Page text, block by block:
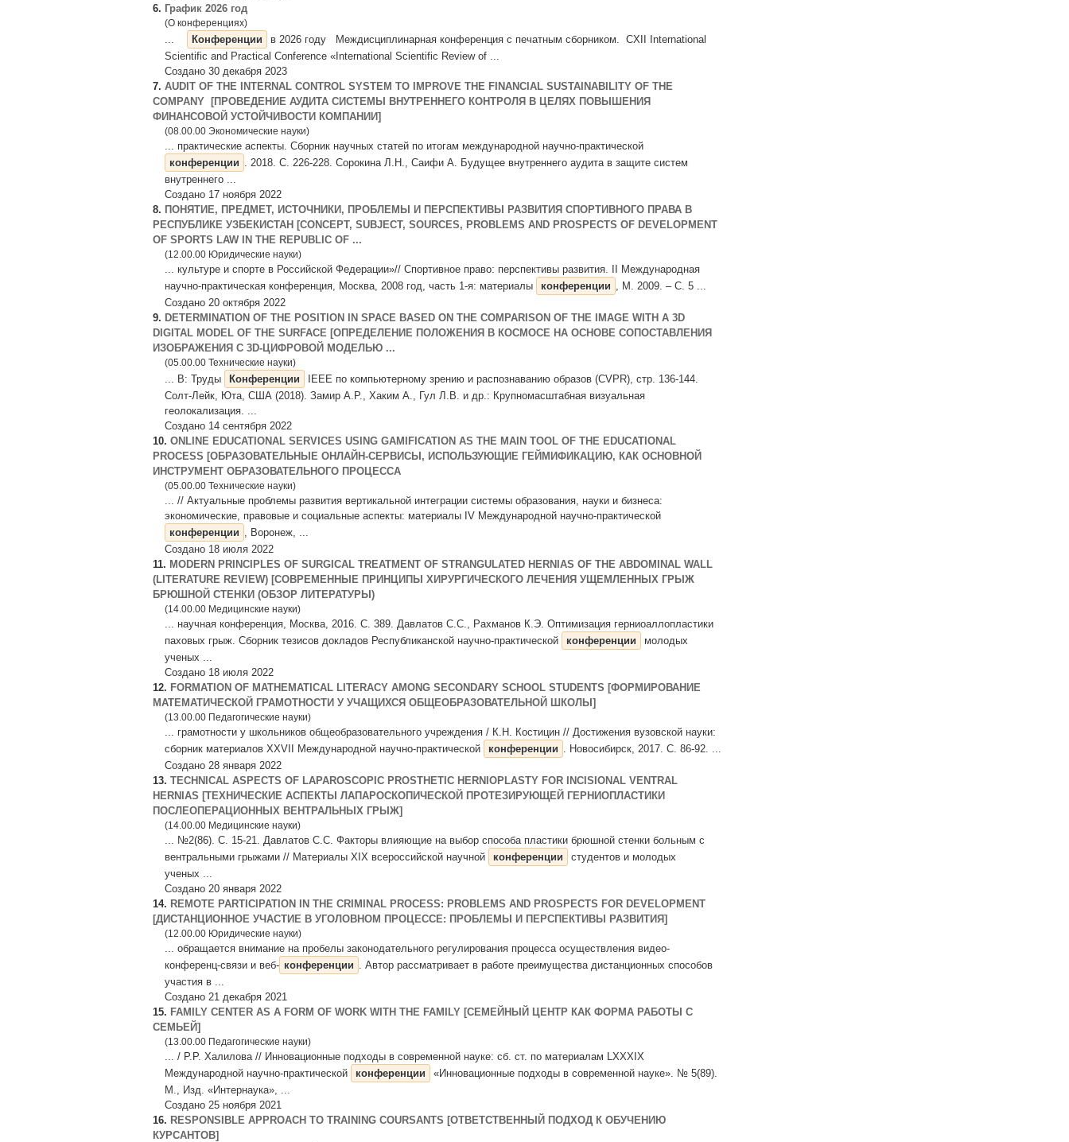
6. График 2026 год
(О конференциях)
... Конференции
в 2026 году Междисциплинарная конференция с печатным сборником. CXII International
Scientific and Practical Conference «International Scientific Review of ...
Создано 30 декабря 2023
7. AUDIT OF THE INTERNAL CONTROL SYSTEM TO IMPROVE THE FINANCIAL SUSTAINABILITY OF THE
COMPANY [ПРОВЕДЕНИЕ АУДИТА СИСТЕМЫ ВНУТРЕННЕГО КОНТРОЛЯ В ЦЕЛЯХ ПОВЫШЕНИЯ
ФИНАНСОВОЙ УСТОЙЧИВОСТИ КОМПАНИИ]
(08.00.00 Экономические науки)
... практические аспекты. Сборник научных статей по итогам международной научно-практической
конференции . 2018. С. 226-228. Сорокина Л.Н., Саифи А. Будущее внутреннего аудита в защите систем
внутреннего ...
Создано 17 ноября 2022
8. ПОНЯТИЕ, ПРЕДМЕТ, ИСТОЧНИКИ, ПРОБЛЕМЫ И ПЕРСПЕКТИВЫ РАЗВИТИЯ СПОРТИВНОГО ПРАВА В
РЕСПУБЛИКЕ УЗБЕКИСТАН [CONCEPT, SUBJECT, SOURCES, PROBLEMS AND PROSPECTS OF DEVELOPMENT
OF SPORTS LAW IN THE REPUBLIC OF ...
(12.00.00 Юридические науки)
... культуре и спорте в Российской Федерации»// Спортивное право: перспективы развития. II Международная
научно-практическая конференция, Москва, 2008 год, часть 1-я: материалы
конференции , М. 2009. – С. 5 ...
Создано 20 октября 2022
9. DETERMINATION OF THE POSITION IN SPACE BASED ON THE COMPARISON OF THE IMAGE WITH A 3D
DIGITAL MODEL OF THE SURFACE [ОПРЕДЕЛЕНИЕ ПОЛОЖЕНИЯ В КОСМОСЕ НА ОСНОВЕ СОПОСТАВЛЕНИЯ
ИЗОБРАЖЕНИЯ С 3D-ЦИФРОВОЙ МОДЕЛЬЮ ...
(05.00.00 Технические науки)
... В: Труды Конференции
IEEE по компьютерному зрению и распознаванию образов (CVPR), стр. 136-144.
Солт-Лейк, Юта, США (2018). Замир А.Р., Хаким А., Гул Л.В. и др.: Крупномасштабная визуальная
геолокализация. ...
Создано 14 сентября 2022
10. ONLINE EDUCATIONAL SERVICES USING GAMIFICATION AS THE MAIN TOOL OF THE EDUCATIONAL
PROCESS [ОБРАЗОВАТЕЛЬНЫЕ ОНЛАЙН-СЕРВИСЫ, ИСПОЛЬЗУЮЩИЕ ГЕЙМИФИКАЦИЮ, КАК ОСНОВНОЙ
ИНСТРУМЕНТ ОБРАЗОВАТЕЛЬНОГО ПРОЦЕССА
(05.00.00 Технические науки)
... // Актуальные проблемы развития вертикальной интеграции системы образования, науки и бизнеса:
экономические, правовые и социальные аспекты: материалы IV Международной научно-практической
конференции , Воронеж, ...
Создано 18 июля 2022
11. MODERN PRINCIPLES OF SURGICAL TREATMENT OF STRANGULATED HERNIAS OF THE ABDOMINAL WALL
(LITERATURE REVIEW) [СОВРЕМЕННЫЕ ПРИНЦИПЫ ХИРУРГИЧЕСКОГО ЛЕЧЕНИЯ УЩЕМЛЕННЫХ ГРЫЖ
БРЮШНОЙ СТЕНКИ (ОБЗОР ЛИТЕРАТУРЫ)
(14.00.00 Медицинские науки)
... научная конференция, Москва, 2016. C. 389. Давлатов С.С., Рахманов К.Э. Оптимизация герниоаллопластики
паховых грыж. Сборник тезисов докладов Республиканской научно-практической
конференции
молодых
ученых ...
Создано 18 июля 2022
12. FORMATION OF MATHEMATICAL LITERACY AMONG SECONDARY SCHOOL STUDENTS [ФОРМИРОВАНИЕ
МАТЕМАТИЧЕСКОЙ ГРАМОТНОСТИ У УЧАЩИХСЯ ОБЩЕОБРАЗОВАТЕЛЬНОЙ ШКОЛЫ]
(13.00.00 Педагогические науки)
... грамотности у школьников общеобразовательного учреждения / К.Н. Костицин // Достижения вузовской науки:
сборник материалов XXVII Международной научно-практической
конференции . Новосибирск, 2017. С. 86-92. ...
Создано 28 января 2022
13. TECHNICAL ASPECTS OF LAPAROSCOPIC PROSTHETIC HERNIOPLASTY FOR INCISIONAL VENTRAL
HERNIAS [ТЕХНИЧЕСКИЕ АСПЕКТЫ ЛАПАРОСКОПИЧЕСКОЙ ПРОТЕЗИРУЮЩЕЙ ГЕРНИОПЛАСТИКИ
ПОСЛЕОПЕРАЦИОННЫХ ВЕНТРАЛЬНЫХ ГРЫЖ]
(14.00.00 Медицинские науки)
... №2(86). C. 15-21. Давлатов С.С. Факторы влияющие на выбор способа пластики брюшной стенки больным с
вентральными грыжами // Материалы XIX всероссийской научной
конференции
студентов и молодых
ученых ...
Создано 20 января 2022
14. REMOTE PARTICIPATION IN THE CRIMINAL PROCESS: PROBLEMS AND PROSPECTS FOR DEVELOPMENT
[ДИСТАНЦИОННОЕ УЧАСТИЕ В УГОЛОВНОМ ПРОЦЕССЕ: ПРОБЛЕМЫ И ПЕРСПЕКТИВЫ РАЗВИТИЯ]
(12.00.00 Юридические науки)
... обращается внимание на пробелы законодательного регулирования процесса осуществления видео-
конференц-связи и веб- конференции . Автор рассматривает в работе преимущества дистанционных способов
участия в ...
Создано 21 декабря 2021
15. FAMILY CENTER AS A FORM OF WORK WITH THE FAMILY [СЕМЕЙНЫЙ ЦЕНТР КАК ФОРМА РАБОТЫ С
СЕМЬЕЙ]
(13.00.00 Педагогические науки)
... / Р.Р. Халилова // Инновационные подходы в современной науке: сб. ст. по материалам LXXXIX
Международной научно-практической
конференции
«Инновационные подходы в современной науке». № 5(89).
М., Изд. «Интернаука», ...
Создано 25 ноября 2021
16. RESPONSIBLE APPROACH TO TRAINING COURSANTS [ОТВЕТСТВЕННЫЙ ПОДХОД К ОБУЧЕНИЮ
КУРСАНТОВ]